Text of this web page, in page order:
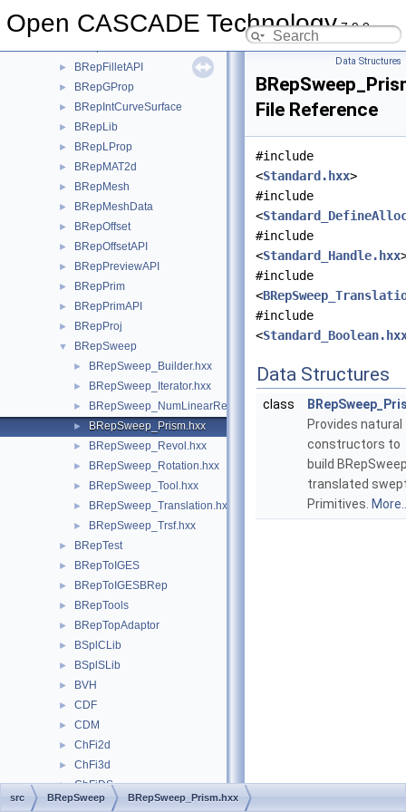
Open CASCADE Technology7.9.0
BRepFeat
► BRepFilletAPI
► BRepGProp
► BRepIntCurveSurface
► BRepLib
► BRepLProp
► BRepMAT2d
► BRepMesh
► BRepMeshData
► BRepOffset
► BRepOffsetAPI
► BRepPreviewAPI
► BRepPrim
► BRepPrimAPI
► BRepProj
▼ BRepSweep
► BRepSweep_Builder.hxx
► BRepSweep_Iterator.hxx
► BRepSweep_NumLinearRegularSweep.hxx
► BRepSweep_Prism.hxx
► BRepSweep_Revol.hxx
► BRepSweep_Rotation.hxx
► BRepSweep_Tool.hxx
► BRepSweep_Translation.hxx
► BRepSweep_Trsf.hxx
► BRepTest
► BRepToIGES
► BRepToIGESBRep
► BRepTools
► BRepTopAdaptor
► BSplCLib
► BSplSLib
► BVH
► CDF
► CDM
► ChFi2d
► ChFi3d
► ChFiDS
► ChFiKPart
Data Structures
File Reference
#include
<Standard.hxx>
#include
<
#include
<Standard_Handle.hxx
#include
<
#include
<
Data Structures
class
Provides natural
constructors to
build
translated
Primitives.
src BRepSweep BRepSweep_Prism.hxx